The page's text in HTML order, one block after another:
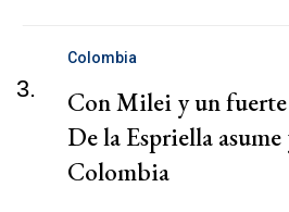
3.
Colombia
Con Milei y un
De la Espriella
Colombia